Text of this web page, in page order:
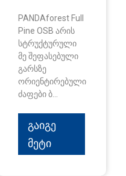
PANDAforest Full
Pine OSB არის
სტრუქტურული
მე შეფასებული
გარსზე
ორიენტირებული
ძაფები ბ...
Გაიგე
Მეტი